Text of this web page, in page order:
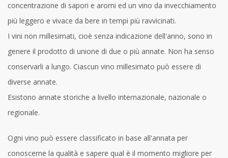
concentrazione di sapori e aromi ed un vino da invecchiamento
più leggero e vivace da bere in tempi più ravvicinati.
I vini non millesimati, cioè senza indicazione dell'anno, sono in
genere il prodotto di unione di due o più annate. Non ha senso
conservarli a lungo. Ciascun vino millesimato può essere di
diverse annate.
Esistono annate storiche a livello internazionale, nazionale o
regionale.
Ogni vino può essere classificato in base all'annata per
conoscerne la qualità e sapere qual è il momento migliore per